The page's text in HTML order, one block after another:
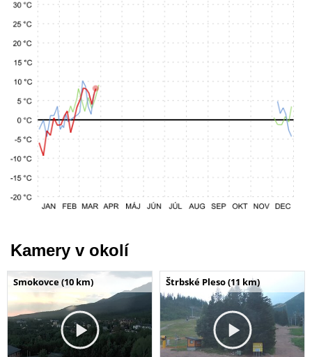
Kamery v okolí
Smokovce (10 km) Štrbské Pleso (11 km)